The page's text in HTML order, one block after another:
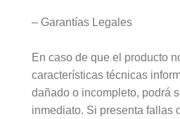
– Garantías Legales
En caso de que el producto
características técnicas
dañado o incompleto, podrá
inmediato. Si presenta fallas